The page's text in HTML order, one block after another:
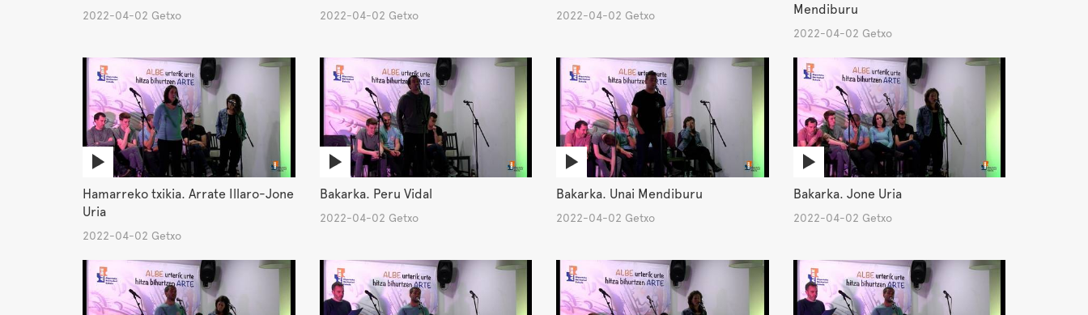
2022-04-02 Getxo 2022-04-02 Getxo 2022-04-02 Getxo
Mendiburu
2022-04-02 Getxo
Hamarreko txikia. Arrate Illaro-Jone
Uria
2022-04-02 Getxo
Bakarka. Peru Vidal
2022-04-02 Getxo
Bakarka. Unai Mendiburu
2022-04-02 Getxo
Bakarka. Jone Uria
2022-04-02 Getxo